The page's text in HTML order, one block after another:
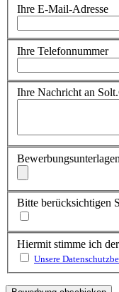
Ihre E-Mail-Adresse
Ihre Telefonnummer
Ihre Nachricht an
Bitte berücksichtigen
Hiermit stimme ich
Unsere